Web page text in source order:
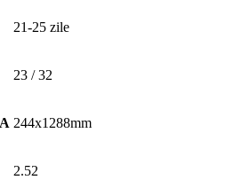
21-25 zile
23 / 32
244x1288mm
2.52